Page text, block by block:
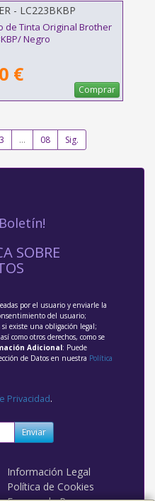
- LC223BKBP
de Tinta Original Brother
Negro
€
Comprar
... 08 Sig.
SOBRE
por el usuario y enviarle la
del usuario;
si existe una obligación legal;
como otros derechos, como se
Adicional: Puede
de Datos en nuestra Política
Privacidad.
Enviar
Información Legal
Política de Cookies